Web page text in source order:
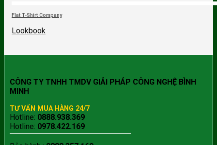
Flat T-Shirt Company
Lookbook
CÔNG TY TNHH TMDV GIẢI PHÁP CÔNG NGHỆ BÌNH
MINH
TƯ VẤN MUA HÀNG 24/7
Hotline: 0888.938.369
Hotline: 0978.422.169